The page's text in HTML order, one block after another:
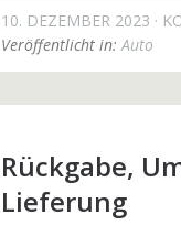
10. DEZEMBER 2023
Veröffentlicht in:Auto
Rückgabe,
Lieferung